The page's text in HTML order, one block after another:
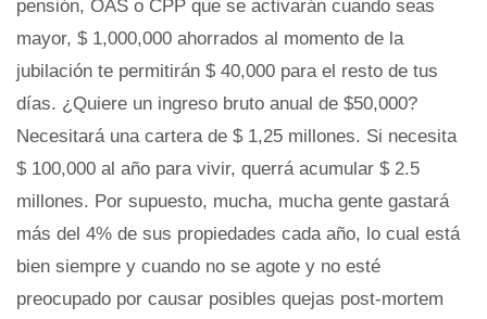
pensión, OAS o CPP que se activarán cuando seas
mayor, $ 1,000,000 ahorrados al momento de la
jubilación te permitirán $ 40,000 para el resto de tus
días. ¿Quiere un ingreso bruto anual de $50,000?
Necesitará una cartera de $ 1,25 millones. Si necesita
$ 100,000 al año para vivir, querrá acumular $ 2.5
millones. Por supuesto, mucha, mucha gente gastará
más del 4% de sus propiedades cada año, lo cual está
bien siempre y cuando no se agote y no esté
preocupado por causar posibles quejas post-mortem